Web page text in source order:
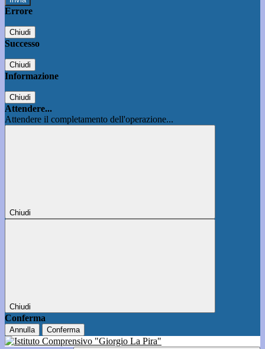
Errore
Chiudi
Successo
Chiudi
Informazione
Chiudi
Attendere...
Attendere il completamento dell'operazione...
Chiudi
Chiudi
Conferma
Annulla Conferma